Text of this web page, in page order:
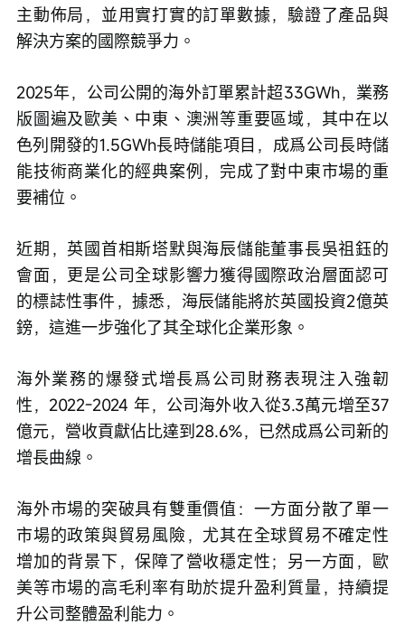
主動佈局，並用實打實的訂單數據，驗證了產品與
解決方案的國際競爭力。
2025年，公司公開的海外訂單累計超33GWh，業務
版圖遍及歐美、中東、澳洲等重要區域，其中在以
色列開發的1.5GWh長時儲能項目，成爲公司長時儲
能技術商業化的經典案例，完成了對中東市場的重
要補位。
近期，英國首相斯塔默與海辰儲能董事長吳祖鈺的
會面，更是公司全球影響力獲得國際政治層面認可
的標誌性事件，據悉，海辰儲能將於英國投資2億英
鎊，這進一步強化了其全球化企業形象。
海外業務的爆發式增長爲公司財務表現注入強韌
性，2022-2024 年，公司海外收入從3.3萬元增至37
億元，營收貢獻佔比達到28.6%，已然成爲公司新的
增長曲線。
海外市場的突破具有雙重價值：一方面分散了單一
市場的政策與貿易風險，尤其在全球貿易不確定性
增加的背景下，保障了營收穩定性；另一方面，歐
美等市場的高毛利率有助於提升盈利質量，持續提
升公司整體盈利能力。